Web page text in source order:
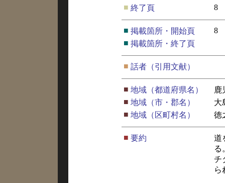
■ 終了頁 8
■ 掲載箇所・開始頁
8
■ 掲載箇所・終了頁
■ 話者（引用文献）
■ 地域（都道府県名）
鹿
■ 地域（市・郡名）
大
■ 地域（区町村名） 徳
■ 要約
道
る
チ
ら